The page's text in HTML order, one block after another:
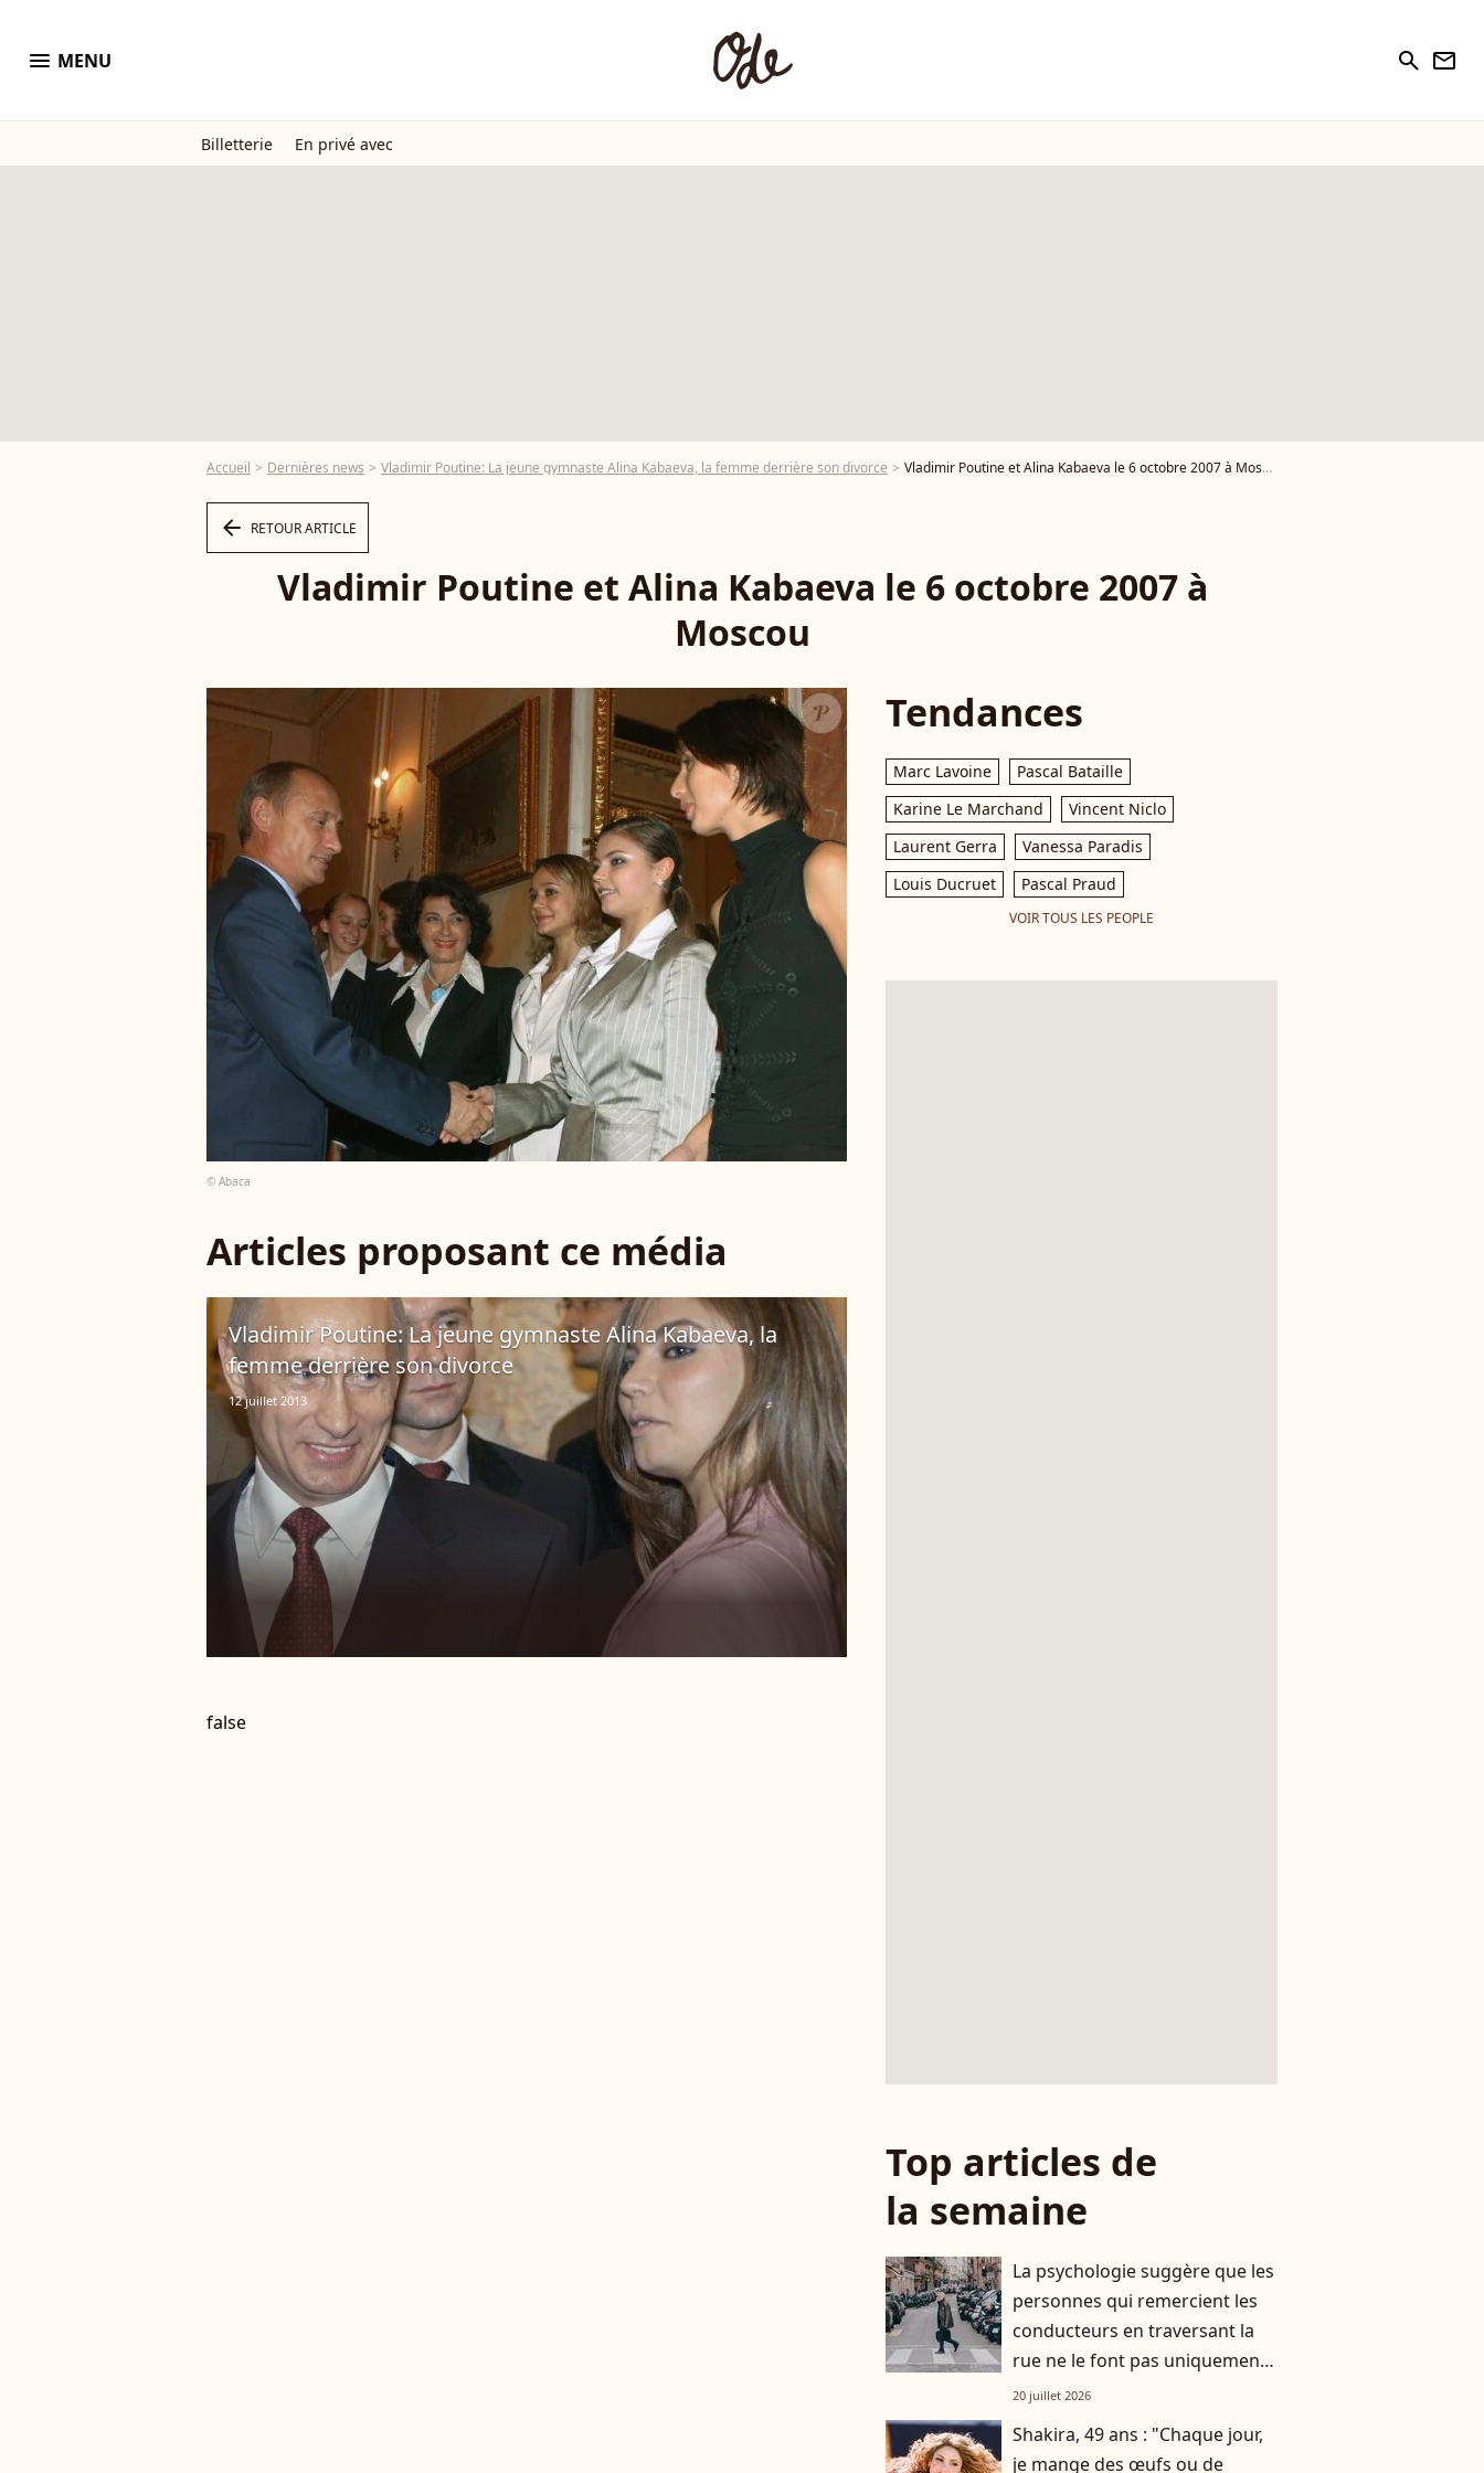
menu MENU search newsletter
Billetterie En privé avec
Accueil Dernières news Vladimir Poutine: La jeune gymnaste Alina Kabaeva, la femme derrière son divorce Vladimir Poutine et Alina Kabaeva le 6 octobre 2007 à Moscou - Photo
arrow_left RETOUR ARTICLE
Vladimir Poutine et Alina Kabaeva le 6 octobre 2007 à
Moscou
© Abaca
Articles proposant ce média
Vladimir Poutine: La jeune gymnaste Alina Kabaeva, la
femme derrière son divorce
12 juillet 2013
false
Tendances
Marc Lavoine
Pascal Bataille
Karine Le Marchand
Vincent Niclo
Laurent Gerra
Vanessa Paradis
Louis Ducruet
Pascal Praud
VOIR TOUS LES PEOPLE
Top articles de
la semaine
La psychologie suggère que les
personnes qui remercient les
conducteurs en traversant la
rue ne le font pas uniquement
par gratitude
20 juillet 2026
Shakira, 49 ans : "Chaque jour,
je mange des œufs ou de